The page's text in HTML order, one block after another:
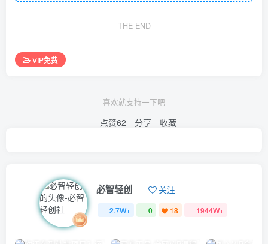
THE END
VIP免费
喜欢就支持一下吧
点赞62 分享 收藏
必智轻创 关注
2.7W+ 0 18 1944W+